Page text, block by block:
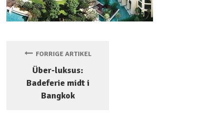
FORRIGE ARTIKEL
Über-luksus:
Badeferie midt i
Bangkok